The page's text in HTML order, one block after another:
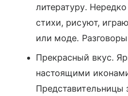
литературу.
стихи, рисуют,
или моде.
Прекрасный вкус.
настоящими